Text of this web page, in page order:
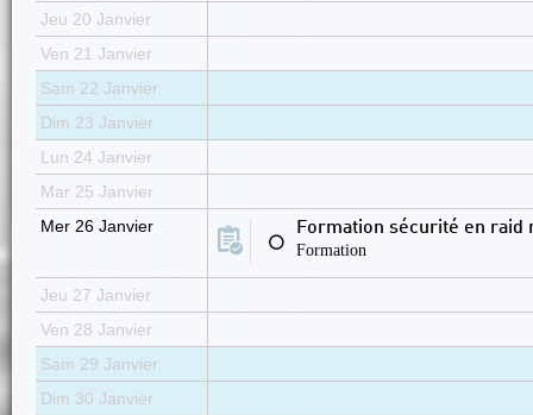
Jeu 20 Janvier
Ven 21 Janvier
Sam 22 Janvier
Dim 23 Janvier
Lun 24 Janvier
Mar 25 Janvier
Mer 26 Janvier
⚪
Formation sécurité en raid
Formation
Jeu 27 Janvier
Ven 28 Janvier
Sam 29 Janvier
Dim 30 Janvier